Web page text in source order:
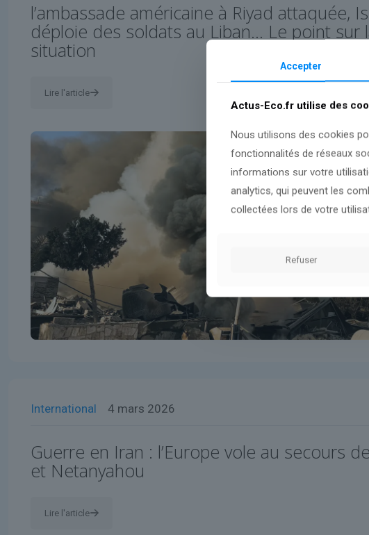
l’ambassade américaine à Riyad attaquée,
déploie des soldats au Liban… Le point sur
situation
Lire l'article
International 4 mars 2026
Guerre en Iran : l’Europe vole au secours
et Netanyahou
Lire l'article
Accepter
Actus-Eco.fr utilise des
Nous utilisons des cookies
fonctionnalités de réseaux
informations sur votre
analytics, qui peuvent les
collectées lors de votre
Refuser